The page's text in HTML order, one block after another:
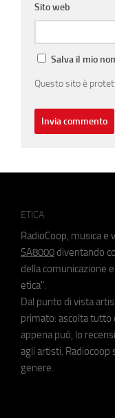
Sito web
Salva il mio
Questo sito è
ETICA
RadioCoop, musica e
SA8000 diventando
della comunicazione
etica".
Dal punto di vista
primato: ascolta tutto
appena può, lo
agli artisti. Radiocoop
genere.